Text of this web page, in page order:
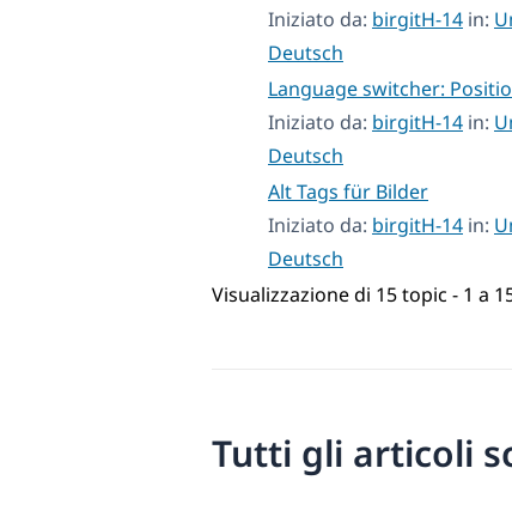
Iniziato da: birgitH-14 in:
Deutsch
Language switcher:
Iniziato da: birgitH-14 in:
Deutsch
Alt Tags für Bilder
Iniziato da: birgitH-14 in:
Deutsch
Visualizzazione di 15 topic - 1 a
Tutti gli articoli